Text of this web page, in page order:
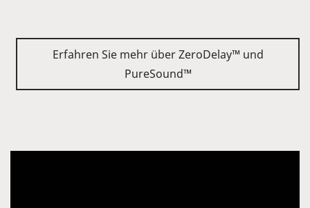
Erfahren Sie mehr über ZeroDelay™ und
PureSound™